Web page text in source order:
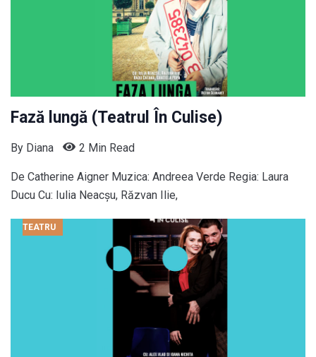
Fază lungă (Teatrul În Culise)
By Diana 2 Min Read
De Catherine Aigner Muzica: Andreea Verde Regia: Laura
Ducu Cu: Iulia Neacșu, Răzvan Ilie,
TEATRU